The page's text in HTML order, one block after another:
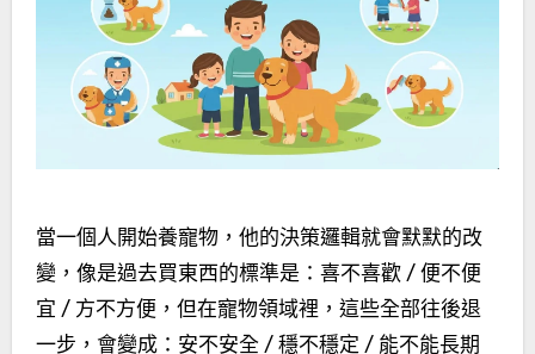
當一個人開始養寵物，他的決策邏輯就會默默的改
變，像是過去買東西的標準是：喜不喜歡 / 便不便
宜 / 方不方便，但在寵物領域裡，這些全部往後退
一步，會變成：安不安全 / 穩不穩定 / 能不能長期